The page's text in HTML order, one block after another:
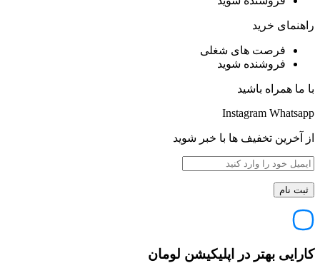
راهنمای خرید
فرصت های شغلی
فروشنده شوید
با ما همراه باشید
Instagram Whatsapp
از آخرین تخفیف ها با خبر شوید
کارایی بهتر در اپلیکیشن لومان